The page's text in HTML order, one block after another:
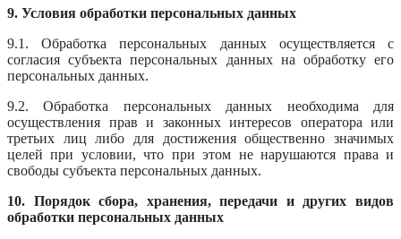
9. Условия обработки персональных данных
9.1. Обработка персональных данных осуществляется с
согласия субъекта персональных данных на обработку его
персональных данных.
9.2. Обработка персональных данных необходима для
осуществления прав и законных интересов оператора или
третьих лиц либо для достижения общественно значимых
целей при условии, что при этом не нарушаются права и
свободы субъекта персональных данных.
10. Порядок сбора, хранения, передачи и других видов
обработки персональных данных